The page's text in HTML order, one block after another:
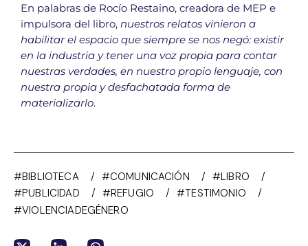
En palabras de Rocío Restaino, creadora de MEP e
impulsora del libro, nuestros relatos vinieron a
habilitar el espacio que siempre se nos negó: existir
en la industria y tener una voz propia para contar
nuestras verdades, en nuestro propio lenguaje, con
nuestra propia y desfachatada forma de
materializarlo.
#BIBLIOTECA #COMUNICACIÓN
#LIBRO
#PUBLICIDAD
#REFUGIO
#TESTIMONIO
#VIOLENCIADEGÉNERO